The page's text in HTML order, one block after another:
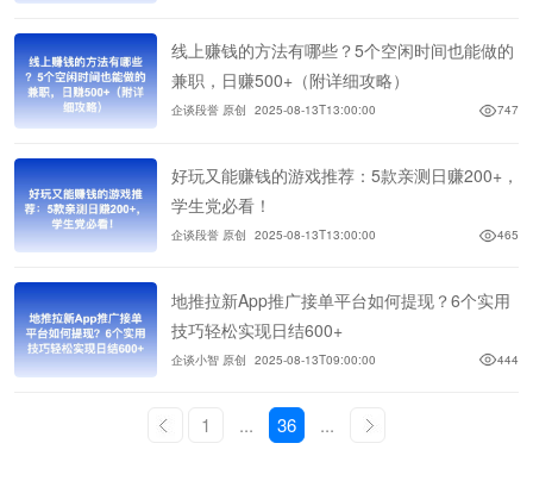
线上赚钱的方法有哪些？5个空闲时间也能做的
兼职，日赚500+（附详细攻略）
企谈段誉 原创 2025-08-13T13:00:00 747
好玩又能赚钱的游戏推荐：5款亲测日赚200+，
学生党必看！
企谈段誉 原创 2025-08-13T13:00:00 465
地推拉新App推广接单平台如何提现？6个实用
技巧轻松实现日结600+
企谈小智 原创 2025-08-13T09:00:00 444
1 ... 36 ...